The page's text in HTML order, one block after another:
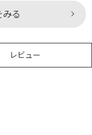
る
レビュー